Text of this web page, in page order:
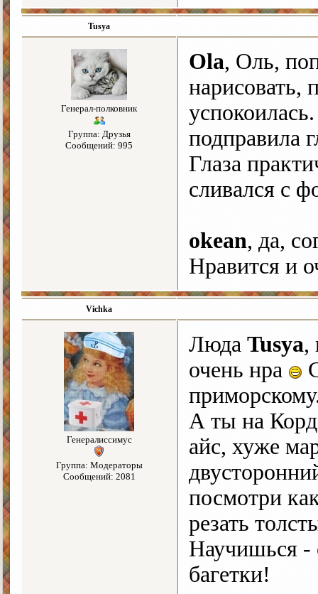
Tusya
Генерал-полковник
Группа: Друзья
Сообщений: 995
Ola, Оль,
нарисовать,
подправила
Глаза
сливался с
okean, да,
Нравится и
Vichka
Генералиссимус
Группа: Модераторы
Сообщений: 2081
Люда Tusya,
очень нра
А ты на
айс, хуже
посмотри
резать
Научишься -
багетки!